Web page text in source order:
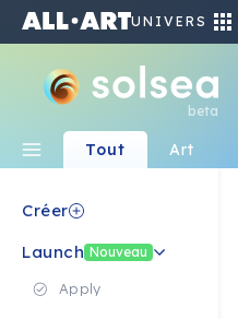
UNIVERS
beta
Tout Art
Créer
Launch Nouveau
Apply